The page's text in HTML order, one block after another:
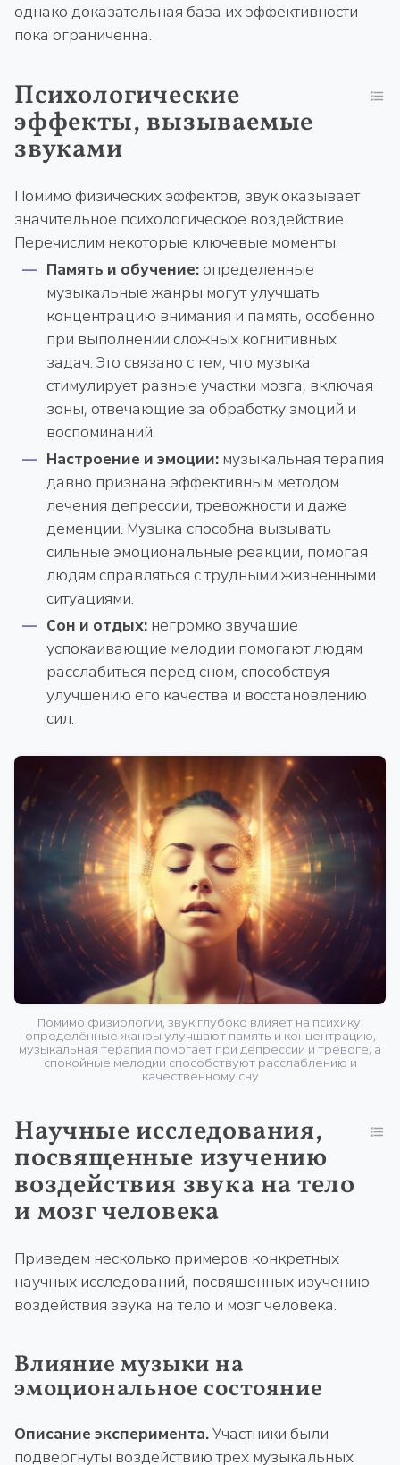
однако доказательная база их эффективности
пока ограниченна.
Психологические
эффекты, вызываемые
звуками
Помимо физических эффектов, звук оказывает
значительное психологическое воздействие.
Перечислим некоторые ключевые моменты.
Память и обучение:определенные
музыкальные жанры могут улучшать
концентрацию внимания и память, особенно
при выполнении сложных когнитивных
задач. Это связано с тем, что музыка
стимулирует разные участки мозга, включая
зоны, отвечающие за обработку эмоций и
воспоминаний.
Настроение и эмоции: музыкальная терапия
давно признана эффективным методом
лечения депрессии, тревожности и даже
деменции. Музыка способна вызывать
сильные эмоциональные реакции, помогая
людям справляться с трудными жизненными
ситуациями.
Сон и отдых: негромко звучащие
успокаивающие мелодии помогают людям
расслабиться перед сном, способствуя
улучшению его качества и восстановлению
сил.
Помимо физиологии, звук глубоко влияет на психику:
определённые жанры улучшают память и концентрацию,
музыкальная терапия помогает при депрессии и тревоге, а
спокойные мелодии способствуют расслаблению и
качественному сну
Научные исследования,
посвященные изучению
воздействия звука на тело
и мозг человека
Приведем несколько примеров конкретных
научных исследований, посвященных изучению
воздействия звука на тело и мозг человека.
Влияние музыки на
эмоциональное состояние
Описание эксперимента.Участники были
подвергнуты воздействию трех музыкальных